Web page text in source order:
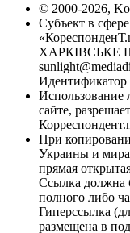
© 2000-2026,
Субъект в
ХАРКІВСЬКЕ
Идентификатор
Использование
сайте,
При
Украины и
прямая
Ссылка должна
полного либо
Гиперссылка
размещена в